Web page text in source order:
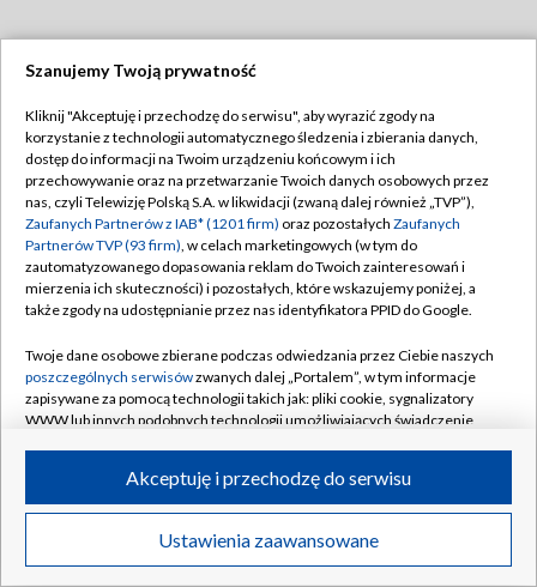
TVP
Abonament TVP
Emisja w TVP
Centrum informacji TVP
Naziemna Telewizja Cyfrowa
Rada Programowa
System NOS
Informacje o nadawcy
Program dla prasy
Ogłoszenie przetargowe
Regulamin TVP
Polityka prywatności
Moje zgody
Pomoc
Kontakt
Kanały
©2026 Telewizja Polska S.A. w likwidacji
Szanujemy Twoją prywatność
Kliknij "Akceptuję i przechodzę do serwisu", aby wyrazić zgody na
korzystanie z technologii automatycznego śledzenia i zbierania danych,
dostęp do informacji na Twoim urządzeniu końcowym i ich
przechowywanie oraz na przetwarzanie Twoich danych osobowych przez
nas, czyli Telewizję Polską S.A. w likwidacji (zwaną dalej również „TVP”),
Zaufanych Partnerów z IAB* (1201 firm) oraz pozostałych Zaufanych
Partnerów TVP (93 firm), w celach marketingowych (w tym do
zautomatyzowanego dopasowania reklam do Twoich zainteresowań i
mierzenia ich skuteczności) i pozostałych, które wskazujemy poniżej, a
także zgody na udostępnianie przez nas identyfikatora PPID do Google.
Twoje dane osobowe zbierane podczas odwiedzania przez Ciebie naszych
poszczególnych serwisówzwanych dalej „Portalem”, w tym informacje
zapisywane za pomocą technologii takich jak: pliki cookie, sygnalizatory
WWW lub innych podobnych technologii umożliwiających świadczenie
ruchu w Internecie.
Twoje dane osobowe zbierane podczas odwiedzania przez Ciebie
poszczególnych serwisówna Portalu, takie jak adresy IP, identyfikatory
Ustawienia zaawansowane
Akceptuję i przechodzę do serwisu